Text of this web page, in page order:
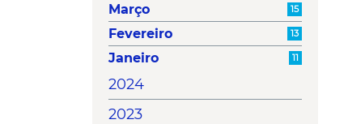
Março 15
Fevereiro 13
Janeiro 11
2024
2023